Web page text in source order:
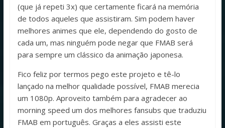
(que já repeti 3x) que certamente ficará na memória
de todos aqueles que assistiram. Sim podem haver
melhores animes que ele, dependendo do gosto de
cada um, mas ninguém pode negar que FMAB será
para sempre um clássico da animação japonesa.
Fico feliz por termos pego este projeto e tê-lo
lançado na melhor qualidade possível, FMAB merecia
um 1080p. Aproveito também para agradecer ao
morning speed um dos melhores fansubs que traduziu
FMAB em português. Graças a eles assisti este